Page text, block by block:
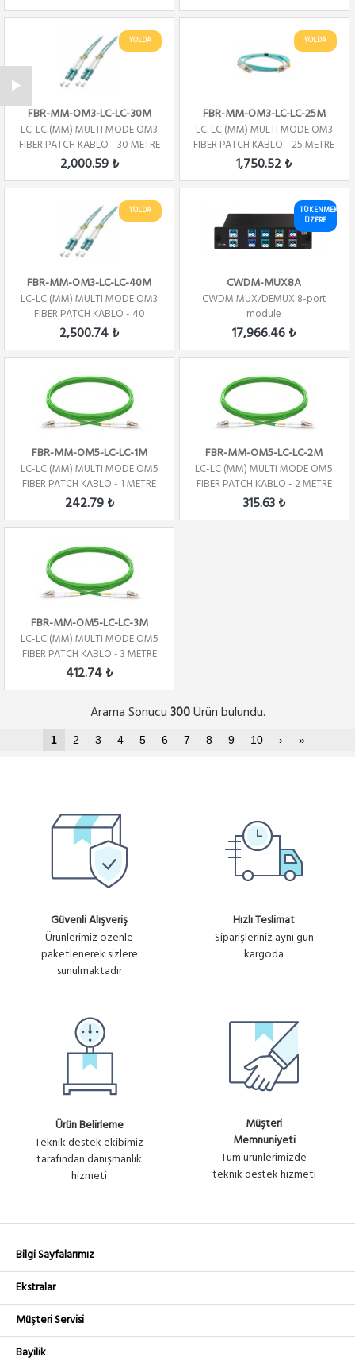
YOLDA
FBR-MM-OM3-LC-LC-30M
LC-LC (MM) MULTI MODE OM3
FIBER PATCH KABLO - 30 METRE
2,000.59 ₺
YOLDA
FBR-MM-OM3-LC-LC-25M
LC-LC (MM) MULTI MODE OM3
FIBER PATCH KABLO - 25 METRE
1,750.52 ₺
YOLDA
FBR-MM-OM3-LC-LC-40M
LC-LC (MM) MULTI MODE OM3
FIBER PATCH KABLO - 40
METRE
2,500.74 ₺
TÜKENMEK
ÜZERE
CWDM-MUX8A
CWDM MUX/DEMUX 8-port
module
17,966.46 ₺
FBR-MM-OM5-LC-LC-1M
LC-LC (MM) MULTI MODE OM5
FIBER PATCH KABLO - 1 METRE
242.79 ₺
FBR-MM-OM5-LC-LC-2M
LC-LC (MM) MULTI MODE OM5
FIBER PATCH KABLO - 2 METRE
315.63 ₺
FBR-MM-OM5-LC-LC-3M
LC-LC (MM) MULTI MODE OM5
FIBER PATCH KABLO - 3 METRE
412.74 ₺
Arama Sonucu 300Ürün bulundu.
1 2 3 4 5 6 7 8 9 10 › »
Güvenli Alışveriş
Ürünlerimiz özenle
paketlenerek sizlere
sunulmaktadır
Hızlı Teslimat
Siparişleriniz aynı gün
kargoda
Ürün Belirleme
Teknik destek ekibimiz
tarafından danışmanlık
hizmeti
Müşteri
Memnuniyeti
Tüm ürünlerimizde
teknik destek hizmeti
Bilgi Sayfalarımız
Ekstralar
Müşteri Servisi
Bayilik